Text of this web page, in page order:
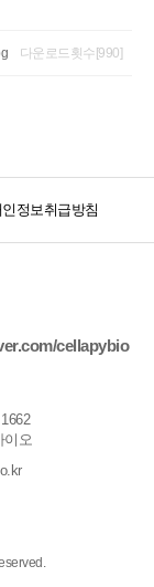
다운로드횟수[990]
정보취급방침
cellapybio
이오​